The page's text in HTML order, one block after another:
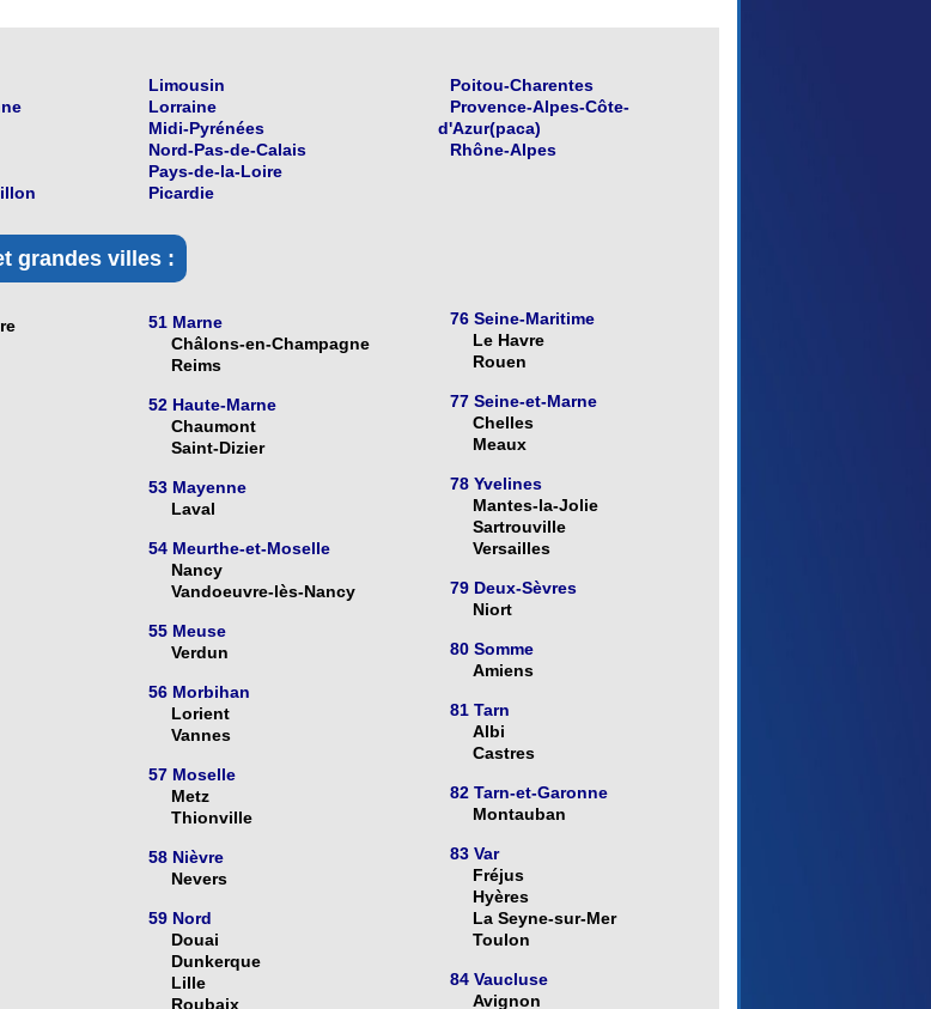
Limousin
Lorraine
Midi-Pyrénées
Nord-Pas-de-Calais
Pays-de-la-Loire
Picardie
Poitou-Charentes
Provence-Alpes-Côte-
d'Azur(paca)
Rhône-Alpes
grandes villes :
51 Marne
Châlons-en-Champagne
Reims
52 Haute-Marne
Chaumont
Saint-Dizier
53 Mayenne
Laval
54 Meurthe-et-Moselle
Nancy
Vandoeuvre-lès-Nancy
55 Meuse
Verdun
56 Morbihan
Lorient
Vannes
57 Moselle
Metz
Thionville
58 Nièvre
Nevers
59 Nord
Douai
Dunkerque
Lille
Roubaix
76 Seine-Maritime
Le Havre
Rouen
77 Seine-et-Marne
Chelles
Meaux
78 Yvelines
Mantes-la-Jolie
Sartrouville
Versailles
79 Deux-Sèvres
Niort
80 Somme
Amiens
81 Tarn
Albi
Castres
82 Tarn-et-Garonne
Montauban
83 Var
Fréjus
Hyères
La Seyne-sur-Mer
Toulon
84 Vaucluse
Avignon